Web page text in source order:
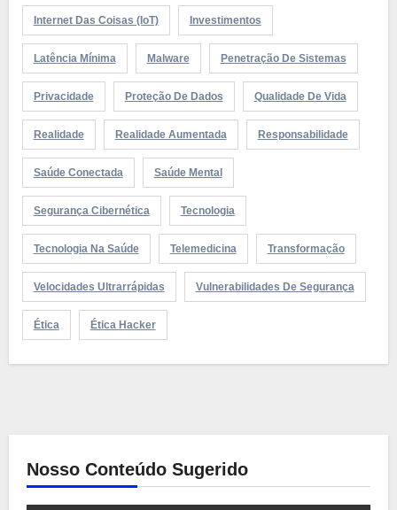
Internet Das Coisas (IoT) Investimentos
Latência Mínima Malware Penetração De Sistemas
Privacidade Proteção De Dados Qualidade De Vida
Realidade Realidade Aumentada Responsabilidade
Saúde Conectada Saúde Mental
Segurança Cibernética Tecnologia
Tecnologia Na Saúde Telemedicina Transformação
Velocidades Ultrarrápidas Vulnerabilidades De Segurança
Ética Ética Hacker
Nosso Conteúdo Sugerido